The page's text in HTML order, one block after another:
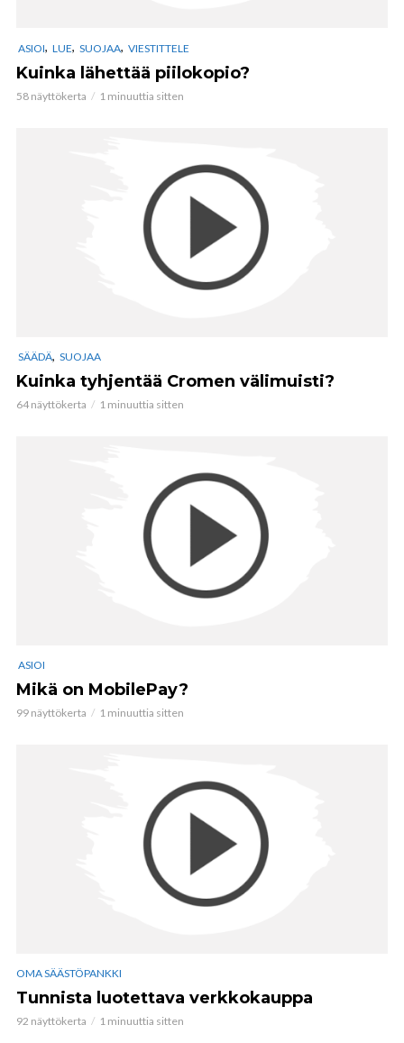
ASIOI, LUE, SUOJAA, VIESTITTELE
Kuinka lähettää piilokopio?
58 näyttökerta 1 minuuttia sitten
SÄÄDÄ, SUOJAA
Kuinka tyhjentää Cromen välimuisti?
64 näyttökerta 1 minuuttia sitten
ASIOI
Mikä on MobilePay?
99 näyttökerta 1 minuuttia sitten
OMA SÄÄSTÖPANKKI
Tunnista luotettava verkkokauppa
92 näyttökerta 1 minuuttia sitten